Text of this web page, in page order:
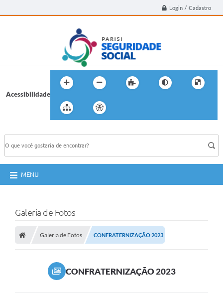
Login / Cadastro
Acessibilidade
MENU
Galeria de Fotos
Galeria de Fotos CONFRATERNIZAÇÃO 2023
CONFRATERNIZAÇÃO 2023